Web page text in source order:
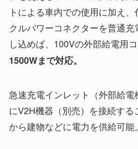
トによる車内での使用に加え
クルパワーコネクターを普通
し込めば、100Vの外部給電用コ
1500Wまで対応。
急速充電インレット（外部給電
にV2H機器（別売）を接続する
から建物などに電力を供給可能。